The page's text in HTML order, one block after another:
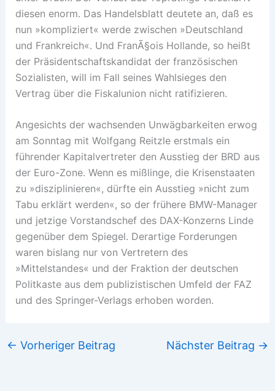
diesen enorm. Das Handelsblatt deutete an, daß es
nun »kompliziert« werde zwischen »Deutschland
und Frankreich«. Und FranÃ§ois Hollande, so heißt
der Präsidentschaftskandidat der französischen
Sozialisten, will im Fall seines Wahlsieges den
Vertrag über die Fiskalunion nicht ratifizieren.
Angesichts der wachsenden Unwägbarkeiten erwog
am Sonntag mit Wolfgang Reitzle erstmals ein
führender Kapitalvertreter den Ausstieg der BRD aus
der Euro-Zone. Wenn es mißlinge, die Krisenstaaten
zu »disziplinieren«, dürfte ein Ausstieg »nicht zum
Tabu erklärt werden«, so der frühere BMW-Manager
und jetzige Vorstandschef des DAX-Konzerns Linde
gegenüber dem Spiegel. Derartige Forderungen
waren bislang nur von Vertretern des
»Mittelstandes« und der Fraktion der deutschen
Politkaste aus dem publizistischen Umfeld der FAZ
und des Springer-Verlags erhoben worden.
← Vorheriger Beitrag Nächster Beitrag →